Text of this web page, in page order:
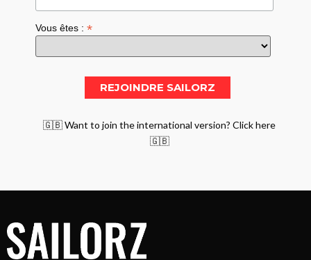
Vous êtes :*
🇬🇧 Want to join the international version? Click here
🇬🇧